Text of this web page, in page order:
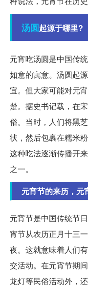
汤圆起源于哪里?
元宵吃汤圆是中国传
如意的寓意。汤圆起
宜。但大家可能对元
楚。据史书记载，在
俗。当时，人们将黑
状，然后包裹在糯米
这种吃法逐渐传播开
之一。
元宵节的来历，元
元宵节是中国传统节
宵节从农历正月十三
夜。这就意味着人们
交活动。在元宵节期
龙灯等民俗活动外，